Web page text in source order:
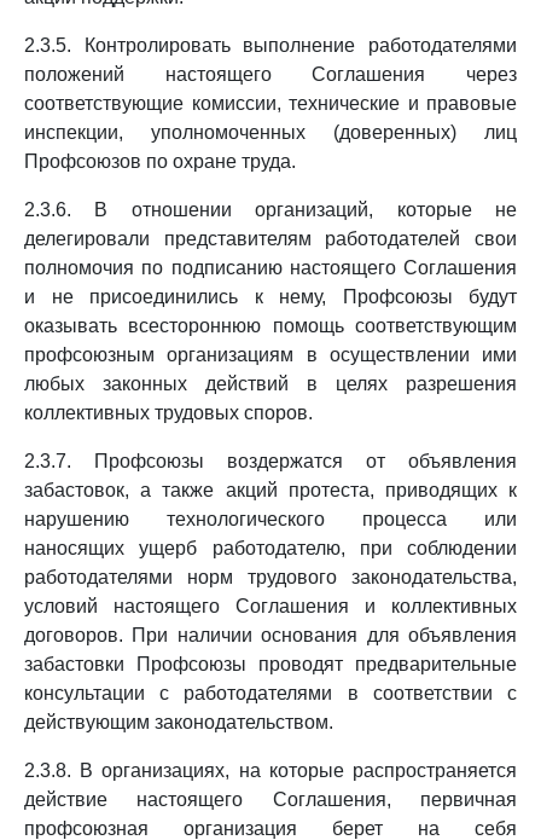
2.3.5. Контролировать выполнение работодателями
положений настоящего Соглашения через
соответствующие комиссии, технические и правовые
инспекции, уполномоченных (доверенных) лиц
Профсоюзов по охране труда.
2.3.6. В отношении организаций, которые не
делегировали представителям работодателей свои
полномочия по подписанию настоящего Соглашения
и не присоединились к нему, Профсоюзы будут
оказывать всестороннюю помощь соответствующим
профсоюзным организациям в осуществлении ими
любых законных действий в целях разрешения
коллективных трудовых споров.
2.3.7. Профсоюзы воздержатся от объявления
забастовок, а также акций протеста, приводящих к
нарушению технологического процесса или
наносящих ущерб работодателю, при соблюдении
работодателями норм трудового законодательства,
условий настоящего Соглашения и коллективных
договоров. При наличии основания для объявления
забастовки Профсоюзы проводят предварительные
консультации с работодателями в соответствии с
действующим законодательством.
2.3.8. В организациях, на которые распространяется
действие настоящего Соглашения, первичная
профсоюзная организация берет на себя